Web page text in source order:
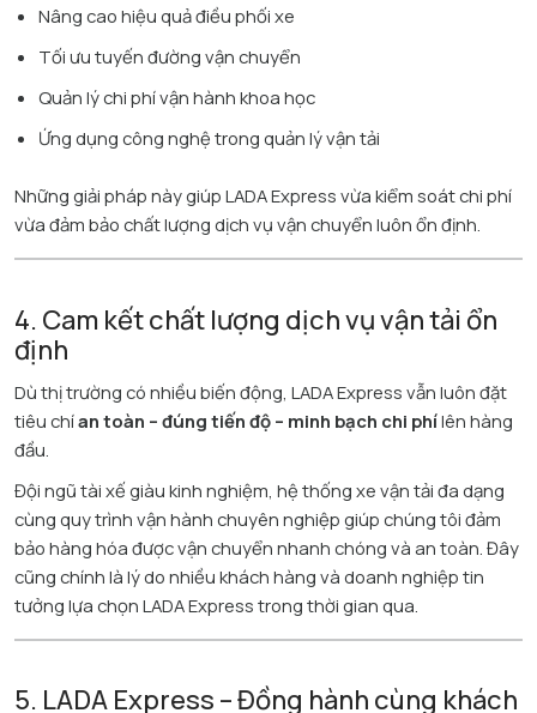
Nâng cao hiệu quả điều phối xe
Tối ưu tuyến đường vận chuyển
Quản lý chi phí vận hành khoa học
Ứng dụng công nghệ trong quản lý vận tải
Những giải pháp này giúp LADA Express vừa kiểm soát chi phí
vừa đảm bảo chất lượng dịch vụ vận chuyển luôn ổn định.
4. Cam kết chất lượng dịch vụ vận tải ổn
định
Dù thị trường có nhiều biến động, LADA Express vẫn luôn đặt
tiêu chían toàn – đúng tiến độ – minh bạch chi phílên hàng
đầu.
Đội ngũ tài xế giàu kinh nghiệm, hệ thống xe vận tải đa dạng
cùng quy trình vận hành chuyên nghiệp giúp chúng tôi đảm
bảo hàng hóa được vận chuyển nhanh chóng và an toàn. Đây
cũng chính là lý do nhiều khách hàng và doanh nghiệp tin
tưởng lựa chọn LADA Express trong thời gian qua.
5. LADA Express – Đồng hành cùng khách